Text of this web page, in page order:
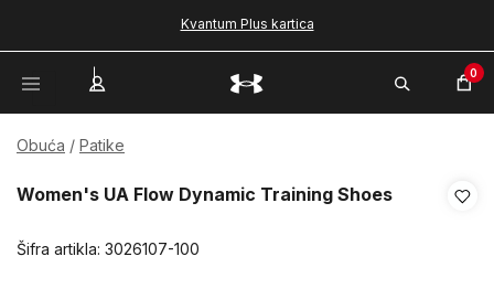
Kvantum Plus kartica
0
Obuća Patike
Women's UA Flow Dynamic Training Shoes
Šifra artikla: 3026107-100